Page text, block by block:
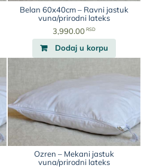
Belan 60x40cm – Ravni jastuk
vuna/prirodni lateks
3,990.00 RSD
Dodaj u korpu
Ozren – Mekani jastuk
vuna/prirodni lateks